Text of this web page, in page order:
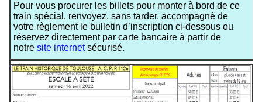
Pour vous procurer les billets pour monter à bord de ce
train spécial, renvoyez, sans tarder, accompagné de
votre règlement le bulletin d’inscription ci-dessous ou
réservez directement par carte bancaire à partir de
notre site internet sécurisé.